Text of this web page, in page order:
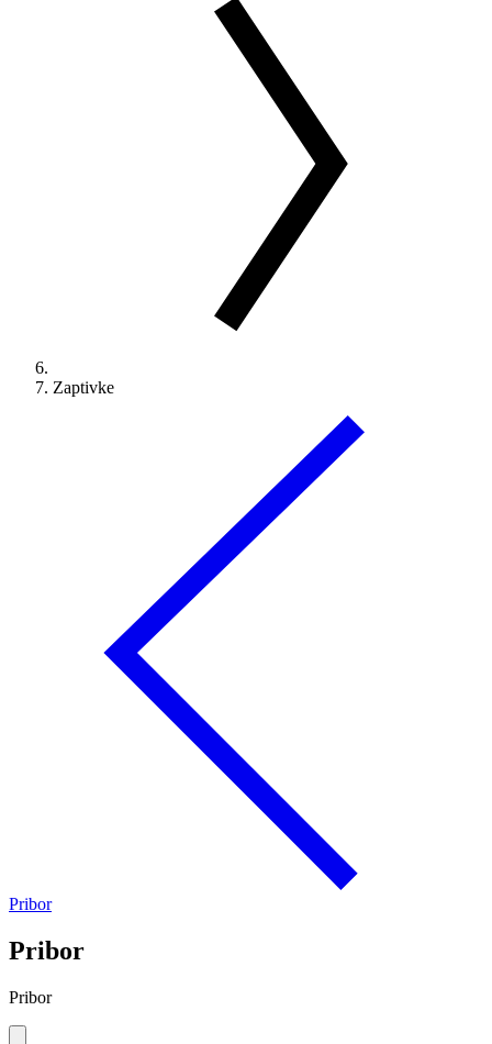
Zaptivke
Pribor
Pribor
Pribor